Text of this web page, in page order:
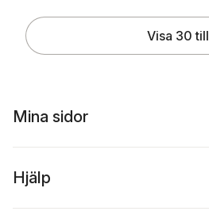
Visa 30 till
Mina sidor
Hjälp